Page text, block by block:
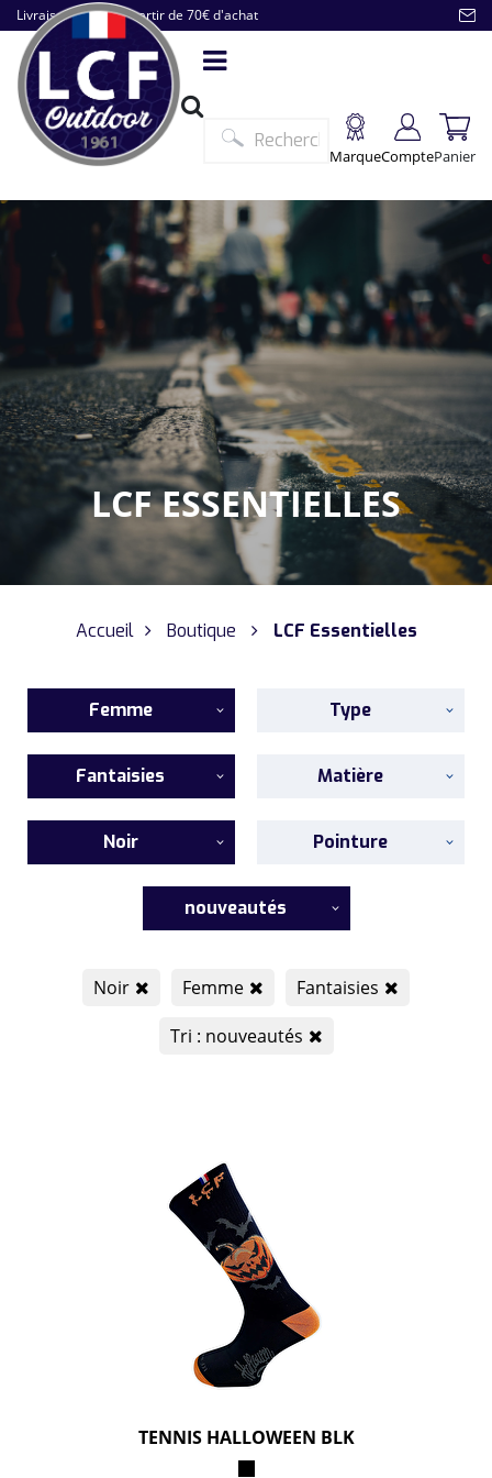
Livraison offerte à partir de 70€ d'achat
MarqueComptePanier
LCF ESSENTIELLES
Accueil Boutique LCF Essentielles
Femme Type
Fantaisies Matière
Noir Pointure
nouveautés
Noir Femme
Fantaisies
Tri : nouveautés
TENNIS HALLOWEEN BLK